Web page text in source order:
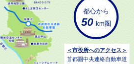
都心から
50 km圏
＜市役所へのアクセス＞
首都圏中央連絡自動車道